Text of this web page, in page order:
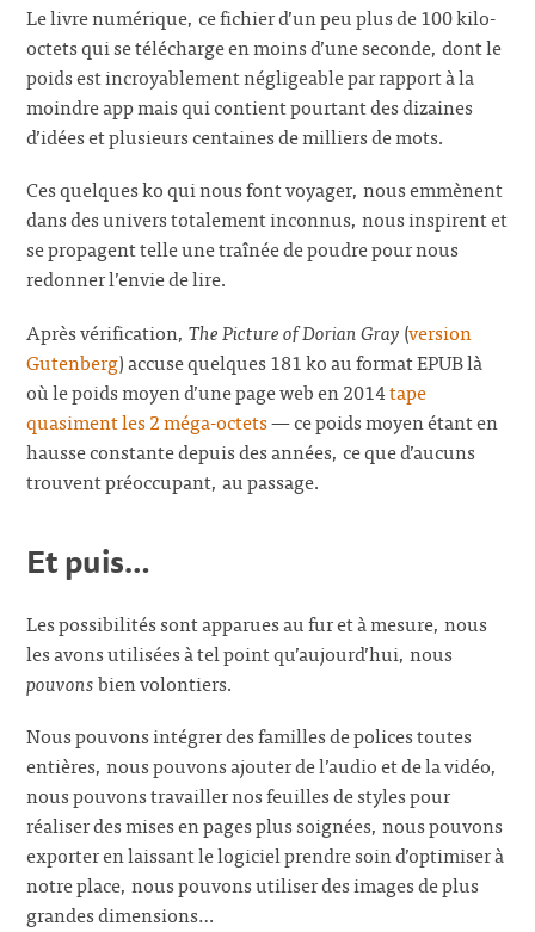
Le livre numérique, ce fichier d’un peu plus de 100 kilo-
octets qui se télécharge en moins d’une seconde, dont le
poids est incroyablement négligeable par rapport à la
moindre app mais qui contient pourtant des dizaines
d’idées et plusieurs centaines de milliers de mots.
Ces quelques ko qui nous font voyager, nous emmènent
dans des univers totalement inconnus, nous inspirent et
se propagent telle une traînée de poudre pour nous
redonner l’envie de lire.
Après vérification,The Picture of Dorian Gray(version
Gutenberg) accuse quelques 181 ko au format EPUB là
où le poids moyen d’une page web en 2014tape
quasiment les 2 méga-octets— ce poids moyen étant en
hausse constante depuis des années, ce que d’aucuns
trouvent préoccupant, au passage.
Et puis…
Les possibilités sont apparues au fur et à mesure, nous
les avons utilisées à tel point qu’aujourd’hui, nous
pouvonsbien volontiers.
Nous pouvons intégrer des familles de polices toutes
entières, nous pouvons ajouter de l’audio et de la vidéo,
nous pouvons travailler nos feuilles de styles pour
réaliser des mises en pages plus soignées, nous pouvons
exporter en laissant le logiciel prendre soin d’optimiser à
notre place, nous pouvons utiliser des images de plus
grandes dimensions…